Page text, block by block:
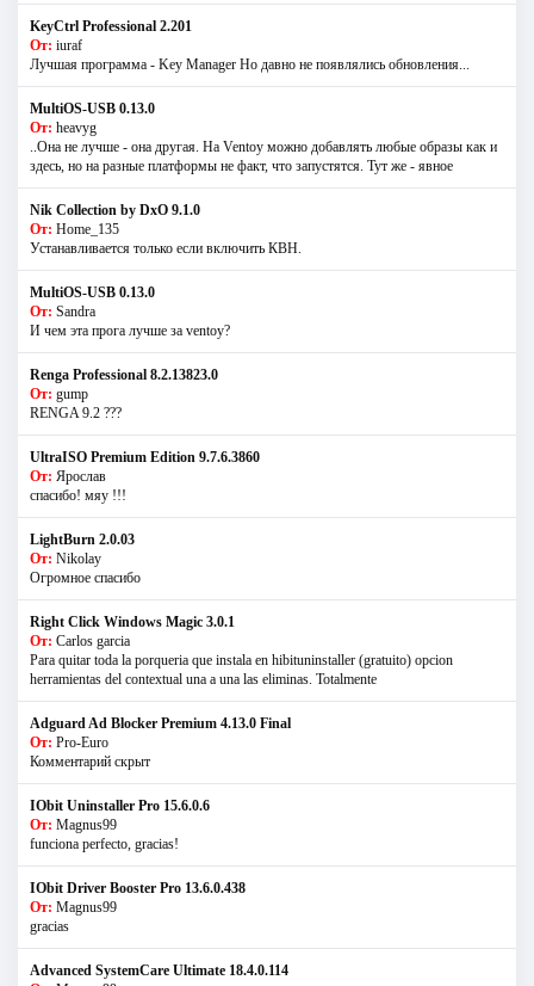
KeyCtrl Professional 2.201
От: iuraf
Лучшая программа - Key Manager Но давно не появлялись обновления...
MultiOS-USB 0.13.0
От: heavyg
..Она не лучше - она другая. На Ventoy можно добавлять любые образы как и
здесь, но на разные платформы не факт, что запустятся. Тут же - явное
Nik Collection by DxO 9.1.0
От: Home_135
Устанавливается только если включить КВН.
MultiOS-USB 0.13.0
От: Sandra
И чем эта прога лучше за ventoy?
Renga Professional 8.2.13823.0
От: gump
RENGA 9.2 ???
UltraISO Premium Edition 9.7.6.3860
От: Ярослав
спасибо! мяу !!!
LightBurn 2.0.03
От: Nikolay
Огромное спасибо
Right Click Windows Magic 3.0.1
От: Carlos garcia
Para quitar toda la porqueria que instala en hibituninstaller (gratuito) opcion
herramientas del contextual una a una las eliminas. Totalmente
Adguard Ad Blocker Premium 4.13.0 Final
От: Pro-Euro
Комментарий скрыт
IObit Uninstaller Pro 15.6.0.6
От: Magnus99
funciona perfecto, gracias!
IObit Driver Booster Pro 13.6.0.438
От: Magnus99
gracias
Advanced SystemCare Ultimate 18.4.0.114